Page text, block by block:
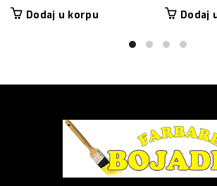
Dodaj u korpu Dodaj